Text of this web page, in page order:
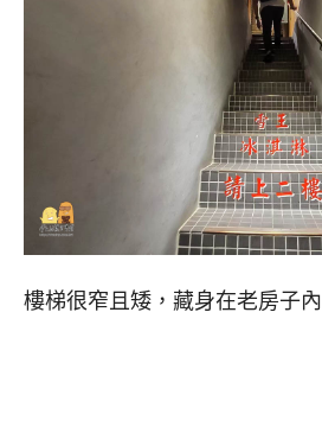
樓梯很窄且矮，藏身在老房子內